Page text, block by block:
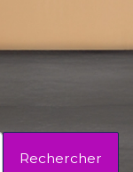
Rechercher